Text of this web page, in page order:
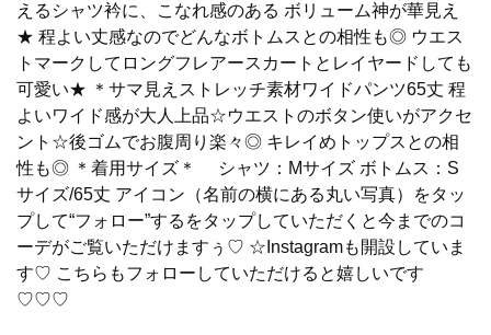
えるシャツ衿に、こなれ感のある ボリューム神が華見え
★ 程よい丈感なのでどんなボトムスとの相性も◎ ウエス
トマークしてロングフレアースカートとレイヤードしても
可愛い★ ＊サマ見えストレッチ素材ワイドパンツ65丈 程
よいワイド感が大人上品☆ウエストのボタン使いがアクセ
ント☆後ゴムでお腹周り楽々◎ キレイめトップスとの相
性も◎ ＊着用サイズ＊ シャツ：Mサイズ ボトムス：S
サイズ/65丈 アイコン（名前の横にある丸い写真）をタッ
プして“フォロー”するをタップしていただくと今までのコ
ーデがご覧いただけますぅ♡ ☆Instagramも開設していま
す♡ こちらもフォローしていただけると嬉しいです
♡♡♡